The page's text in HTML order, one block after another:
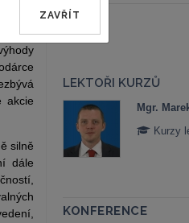
akcie
silně
dále
LEKTOŘI KURZŮ
Ph.D.,
Mgr.
Kurzy
KONFERENCE
ZAVŘÍT